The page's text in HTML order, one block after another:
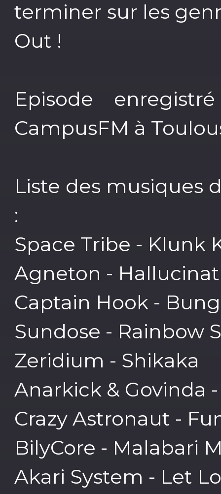
terminer sur les
Out !
Episode
CampusFM à
Liste des musiques
:
Space Tribe - Klunk
Agneton -
Captain Hook -
Sundose - Rainbow
Zeridium - Shikaka
Anarkick & Govinda
Crazy Astronaut -
BilyCore - Malabari
Akari System - Let